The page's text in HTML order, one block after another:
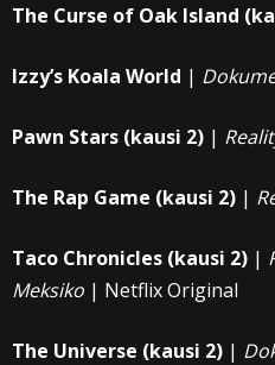
The Curse of Oak Island
Izzy’s Koala World |
Pawn Stars (kausi 2) |
The Rap Game (kausi 2) |
Taco Chronicles (kausi 2) |
Meksiko | Netflix Original
The Universe (kausi 2) |